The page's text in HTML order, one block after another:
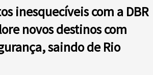
inesquecíveis com a DBR
novos destinos com
saindo de Rio